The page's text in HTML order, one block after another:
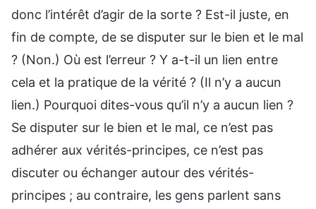
donc l’intérêt d’agir de la sorte ? Est-il juste, en
fin de compte, de se disputer sur le bien et le mal
? (Non.) Où est l’erreur ? Y a-t-il un lien entre
cela et la pratique de la vérité ? (Il n’y a aucun
lien.) Pourquoi dites-vous qu’il n’y a aucun lien ?
Se disputer sur le bien et le mal, ce n’est pas
adhérer aux vérités-principes, ce n’est pas
discuter ou échanger autour des vérités-
principes ; au contraire, les gens parlent sans